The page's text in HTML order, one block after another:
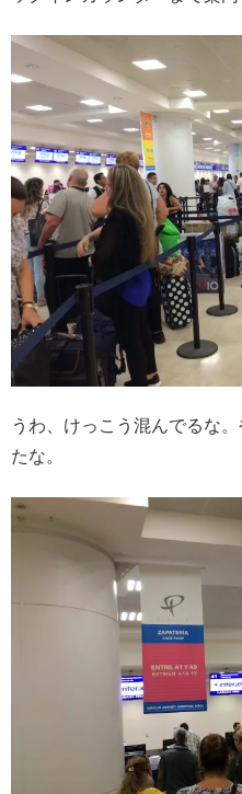
うわ、けっこう混んでるな
たな。